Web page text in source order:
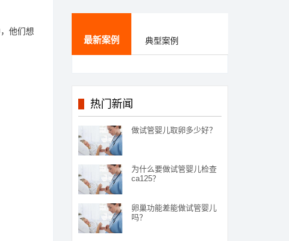
他们想
最新案例 典型案例
热门新闻
做试管婴儿取卵多少好？
为什么要做试管婴儿检查
ca125？
卵巢功能差能做试管婴儿
吗？